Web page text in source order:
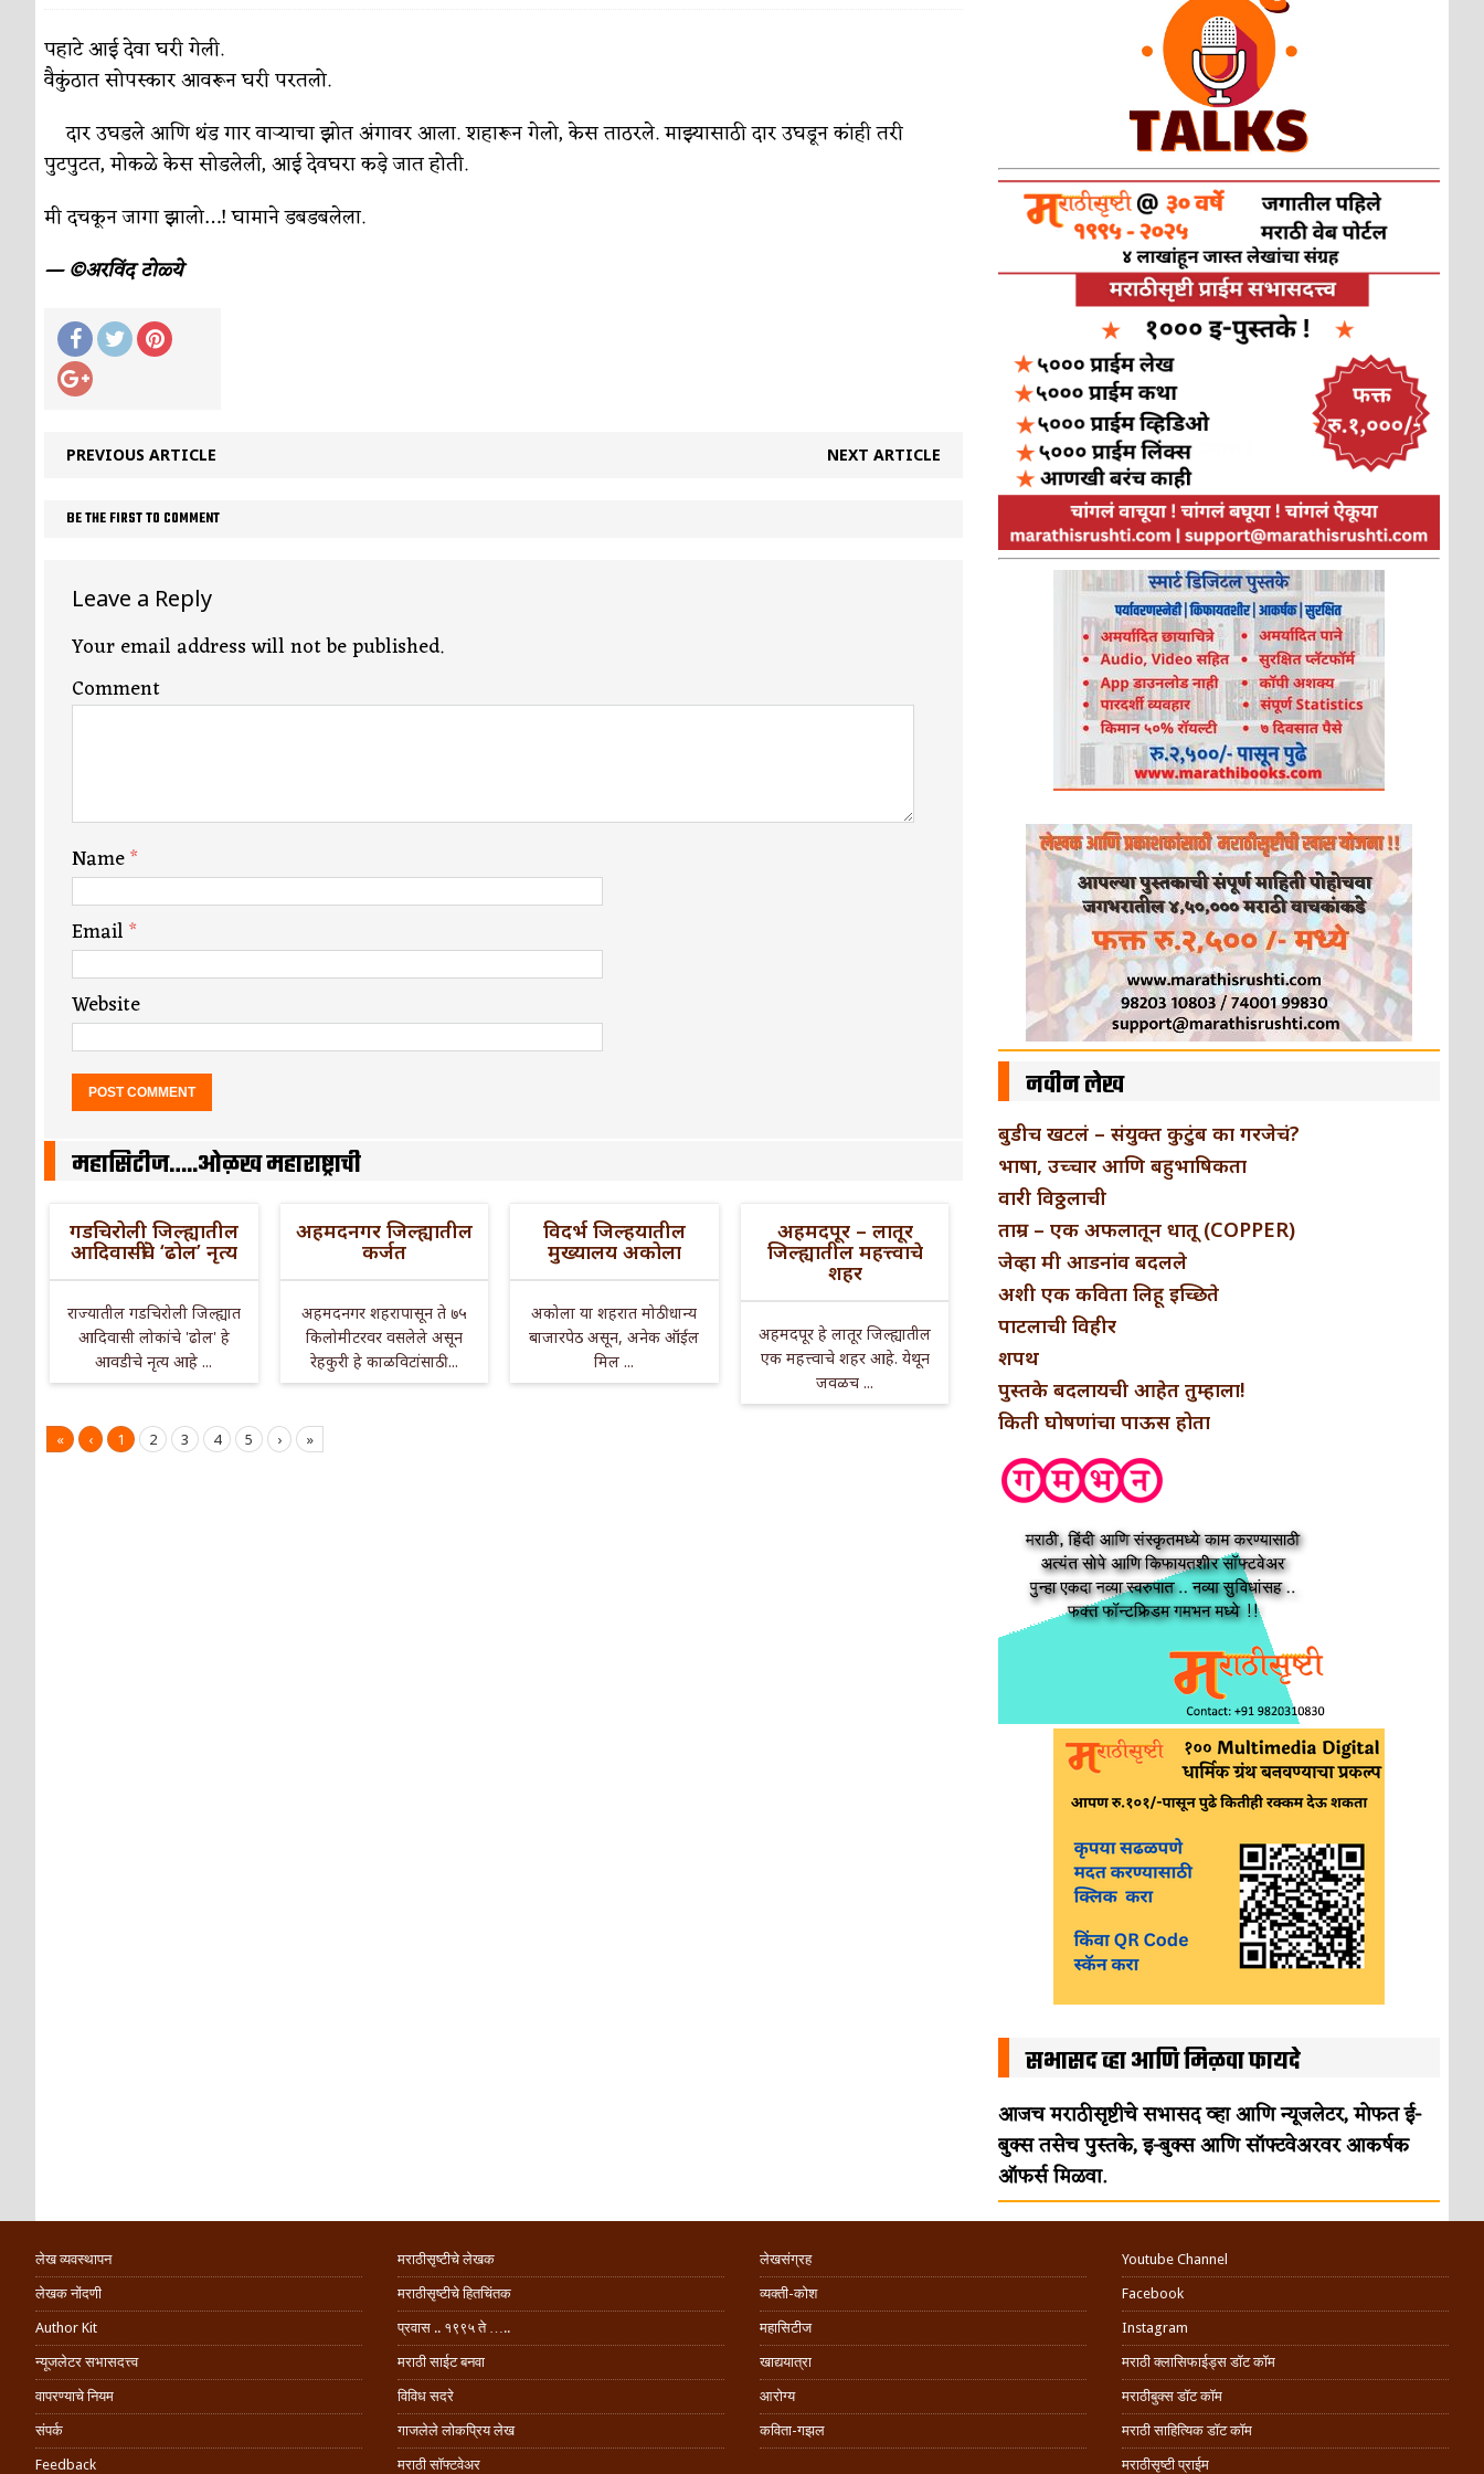
पाटलाची विहीर
शपथ कविता-गझल-चारोळी-वात्रटिका
पुस्तके बदलायची आहेत तुम्हाला! कविता-गझल-चारोळी-वात्रटिका
किती घोषणांचा पाऊस होता कविता-गझल-चारोळी-वात्रटिका
कसं हुईन तं हू माय… परिचय आणि परिक्षणे
काळजाचे प्रेत
४ जुलै – इतिहासात घडलेल्या महत्त्वाच्या घटना
अष्टपैलू : खंडू रांगणेकर
अपूर्ण कथा कथा
पहाटे आई देवा घरी गेली.
वैकुंठात सोपस्कार आवरून घरी परतलो.
दार उघडले आणि थंड गार वाऱ्याचा झोत अंगावर आला. शहारून गेलो, केस ताठरले. माझ्यासाठी दार उघडून कांही तरी
पुटपुटत, मोकळे केस सोडलेली, आई देवघरा कड़े जात होती.
मी दचकून जागा झालो…! घामाने डबडबलेला.
— ©अरविंद टोळ्ये
PREVIOUS ARTICLE NEXT ARTICLE
BE THE FIRST TO COMMENT
Leave a Reply
Your email address will not be published.
Comment
Name*
Email*
Website
महासिटीज…..ओळख महाराष्ट्राची
गडचिरोली जिल्ह्यातील
आदिवासींचे ‘ढोल’ नृत्य
राज्यातील गडचिरोली जिल्ह्यात
आदिवासी लोकांचे 'ढोल' हे
आवडीचे नृत्य आहे ...
अहमदनगर जिल्ह्यातील
कर्जत
अहमदनगर शहरापासून ते ७५
किलोमीटरवर वसलेले असून
रेहकुरी हे काळविटांसाठी ...
विदर्भ जिल्हयातील
मुख्यालय अकोला
अकोला या शहरात मोठी धान्य
बाजारपेठ असून, अनेक ऑईल
मिल ...
अहमदपूर – लातूर
जिल्ह्यातील महत्त्वाचे
शहर
अहमदपूर हे लातूर जिल्ह्यातील
एक महत्त्वाचे शहर आहे. येथून
जवळच ...
« ‹ 1 2 3 4 5 › »
नवीन लेख
बुडीच खटलं – संयुक्त कुटुंब का गरजेचं?
भाषा, उच्चार आणि बहुभाषिकता
वारी विठ्ठलाची
ताम्र – एक अफलातून धातू (COPPER)
जेव्हा मी आडनांव बदलले
अशी एक कविता लिहू इच्छिते
पाटलाची विहीर
शपथ
पुस्तके बदलायची आहेत तुम्हाला!
किती घोषणांचा पाऊस होता
सभासद व्हा आणि मिळवा फायदे
आजच मराठीसृष्टीचे सभासद व्हा आणि न्यूजलेटर, मोफत ई-
बुक्स तसेच पुस्तके, इ-बुक्स आणि सॉफ्टवेअरवर आकर्षक
ऑफर्स मिळवा.
लेख व्यवस्थापन
लेखक नोंदणी
Author Kit
न्यूजलेटर सभासदत्त्व
वापरण्याचे नियम
संपर्क
Feedback
मराठीसृष्टीचे लेखक
मराठीसृष्टीचे हितचिंतक
प्रवास .. १९९५ ते …..
मराठी साईट बनवा
विविध सदरे
गाजलेले लोकप्रिय लेख
मराठी सॉफ्टवेअर
लेखसंग्रह
व्यक्ती-कोश
महासिटीज
खाद्ययात्रा
आरोग्य
कविता-गझल
Youtube Channel
Facebook
Instagram
मराठी क्लासिफाईड्स डॉट कॉम
मराठीबुक्स डॉट कॉम
मराठी साहित्यिक डॉट कॉम
मराठीसृष्टी प्राईम